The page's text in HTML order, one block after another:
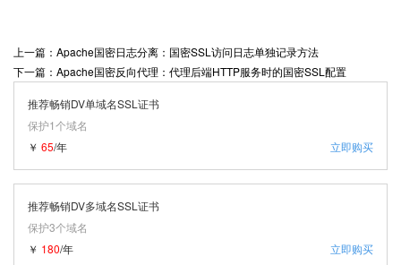
上一篇：Apache国密日志分离：国密SSL访问日志单独记录方法
下一篇：Apache国密反向代理：代理后端HTTP服务时的国密SSL配置
推荐畅销DV单域名SSL证书
保护1个域名
立即购买
￥ 65/年
推荐畅销DV多域名SSL证书
保护3个域名
立即购买
￥ 180/年